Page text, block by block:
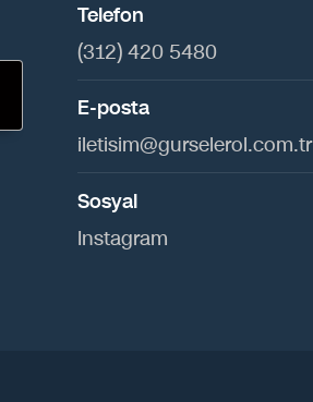
Telefon
(312) 420 5480
E-posta
iletisim@gurselerol.com.tr
Sosyal
Instagram